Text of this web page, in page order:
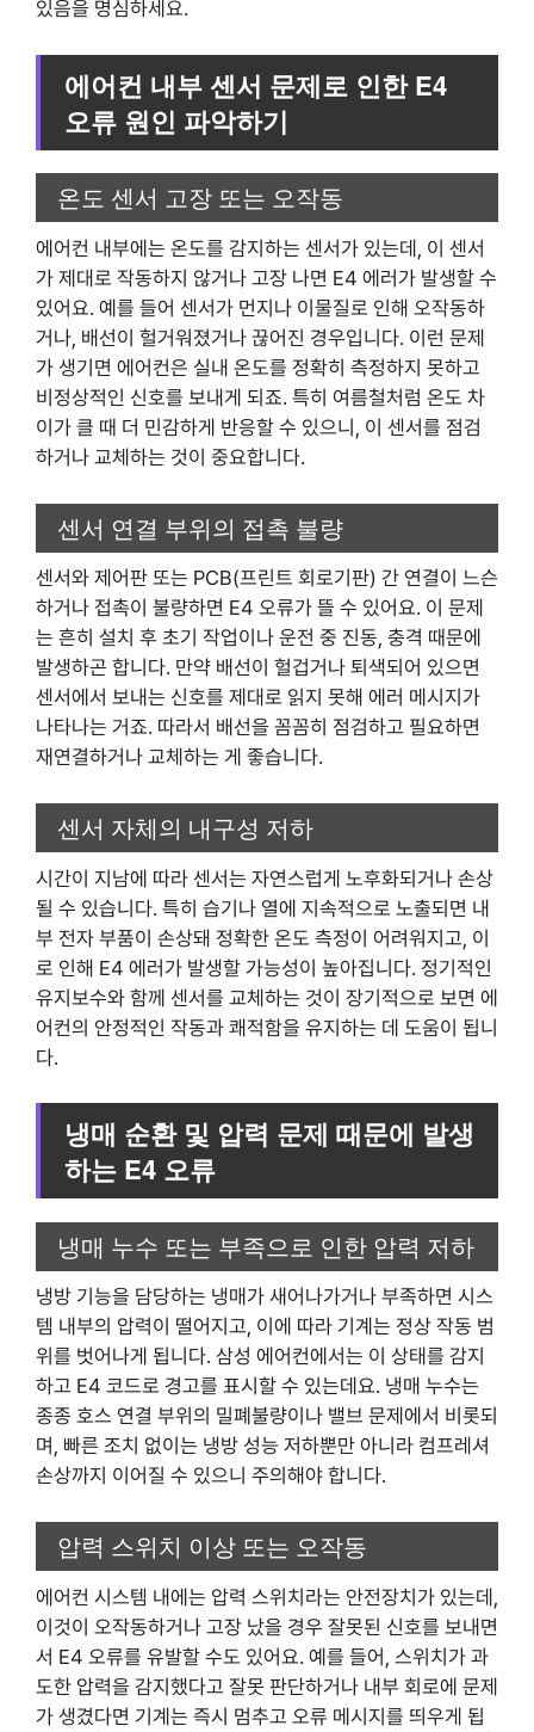
있음을 명심하세요.
에어컨 내부 센서 문제로 인한 E4
오류 원인 파악하기
온도 센서 고장 또는 오작동
에어컨 내부에는 온도를 감지하는 센서가 있는데, 이 센서
가 제대로 작동하지 않거나 고장 나면 E4 에러가 발생할 수
있어요. 예를 들어 센서가 먼지나 이물질로 인해 오작동하
거나, 배선이 헐거워졌거나 끊어진 경우입니다. 이런 문제
가 생기면 에어컨은 실내 온도를 정확히 측정하지 못하고
비정상적인 신호를 보내게 되죠. 특히 여름철처럼 온도 차
이가 클 때 더 민감하게 반응할 수 있으니, 이 센서를 점검
하거나 교체하는 것이 중요합니다.
센서 연결 부위의 접촉 불량
센서와 제어판 또는 PCB(프린트 회로기판) 간 연결이 느슨
하거나 접촉이 불량하면 E4 오류가 뜰 수 있어요. 이 문제
는 흔히 설치 후 초기 작업이나 운전 중 진동, 충격 때문에
발생하곤 합니다. 만약 배선이 헐겁거나 퇴색되어 있으면
센서에서 보내는 신호를 제대로 읽지 못해 에러 메시지가
나타나는 거죠. 따라서 배선을 꼼꼼히 점검하고 필요하면
재연결하거나 교체하는 게 좋습니다.
센서 자체의 내구성 저하
시간이 지남에 따라 센서는 자연스럽게 노후화되거나 손상
될 수 있습니다. 특히 습기나 열에 지속적으로 노출되면 내
부 전자 부품이 손상돼 정확한 온도 측정이 어려워지고, 이
로 인해 E4 에러가 발생할 가능성이 높아집니다. 정기적인
유지보수와 함께 센서를 교체하는 것이 장기적으로 보면 에
어컨의 안정적인 작동과 쾌적함을 유지하는 데 도움이 됩니
다.
냉매 순환 및 압력 문제 때문에 발생
하는 E4 오류
냉매 누수 또는 부족으로 인한 압력 저하
냉방 기능을 담당하는 냉매가 새어나가거나 부족하면 시스
템 내부의 압력이 떨어지고, 이에 따라 기계는 정상 작동 범
위를 벗어나게 됩니다. 삼성 에어컨에서는 이 상태를 감지
하고 E4 코드로 경고를 표시할 수 있는데요. 냉매 누수는
종종 호스 연결 부위의 밀폐불량이나 밸브 문제에서 비롯되
며, 빠른 조치 없이는 냉방 성능 저하뿐만 아니라 컴프레셔
손상까지 이어질 수 있으니 주의해야 합니다.
압력 스위치 이상 또는 오작동
에어컨 시스템 내에는 압력 스위치라는 안전장치가 있는데,
이것이 오작동하거나 고장 났을 경우 잘못된 신호를 보내면
서 E4 오류를 유발할 수도 있어요. 예를 들어, 스위치가 과
도한 압력을 감지했다고 잘못 판단하거나 내부 회로에 문제
가 생겼다면 기계는 즉시 멈추고 오류 메시지를 띄우게 됩